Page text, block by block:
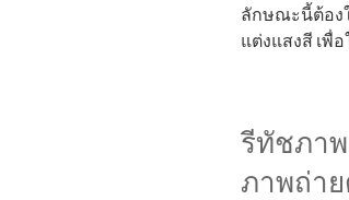
ลักษณะนี้ต้อง
แต่งแสงสี เพื่
รีทัชภา
ภาพถ่า